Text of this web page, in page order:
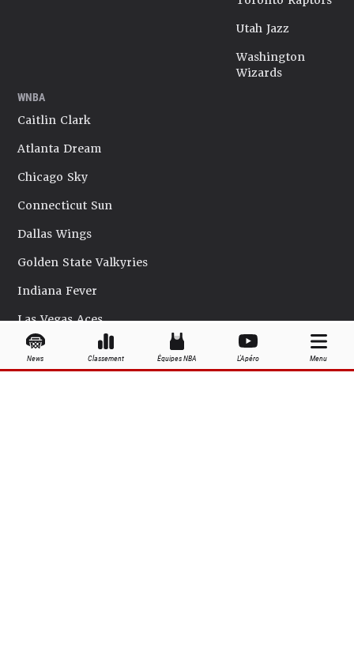
News Classement Équipes NBA L'Apéro Menu
Utah Jazz
Washington
Wizards
WNBA
Caitlin Clark
Atlanta Dream
Chicago Sky
Connecticut Sun
Dallas Wings
Golden State Valkyries
Indiana Fever
Las Vegas Aces
Los Angeles Sparks
Minnesota Lynx